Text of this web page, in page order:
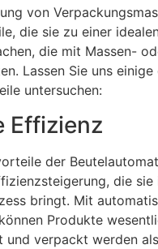
von
die sie zu einer
die mit Massen-
Lassen Sie uns einige
untersuchen:
Effizienz
der
die sie
bringt. Mit
Produkte
und verpackt werden